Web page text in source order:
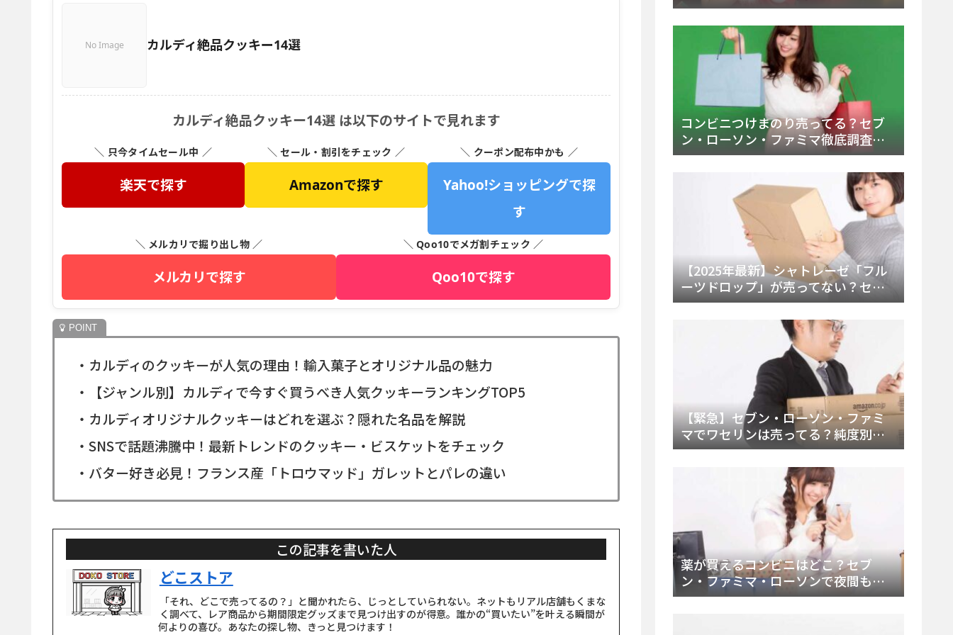
No Image カルディ絶品クッキー14選
カルディ絶品クッキー14選 は以下のサイトで見れます
＼ 只今タイムセール中 ／
楽天で探す
＼ セール・割引をチェック ／
Amazonで探す
＼ クーポン配布中かも ／
Yahoo!ショッピングで探
す
＼ メルカリで掘り出し物 ／
メルカリで探す
＼ Qoo10でメガ割チェック ／
Qoo10で探す
・カルディのクッキーが人気の理由！輸入菓子とオリジナル品の魅力
・【ジャンル別】カルディで今すぐ買うべき人気クッキーランキングTOP5
・カルディオリジナルクッキーはどれを選ぶ？隠れた名品を解説
・SNSで話題沸騰中！最新トレンドのクッキー・ビスケットをチェック
・バター好き必見！フランス産「トロウマッド」ガレットとパレの違い
この記事を書いた人
どこストア
「それ、どこで売ってるの？」と聞かれたら、じっとしていられない。ネットもリアル店舗もくまな
く調べて、レア商品から期間限定グッズまで見つけ出すのが得意。誰かの“買いたい”を叶える瞬間が
何よりの喜び。あなたの探し物、きっと見つけます！
ップと販売店（Amazon・楽天含む）
をチェック
コンビニつけまのり売ってる？セブ
ン・ローソン・ファミマ徹底調査！
ドンキや薬局、Amazon楽天で買う方
【2025年最新】シャトレーゼ「フル
ーツドロップ」が売ってない？セブ
ンでの販売終了理由と代替アイスを
【緊急】セブン・ローソン・ファミ
マでワセリンは売ってる？純度別お
すすめ品と販売場所を徹底まとめ
薬が買えるコンビニはどこ？セブ
ン・ファミマ・ローソンで夜間も買
える市販薬の種類と販売店の探し方